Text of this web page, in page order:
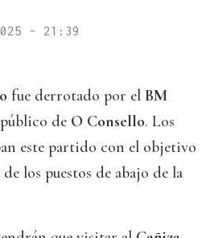
- 21:39
fue derrotado por el BM
de O Consello. Los
este partido con el objetivo
los puestos de abajo de la